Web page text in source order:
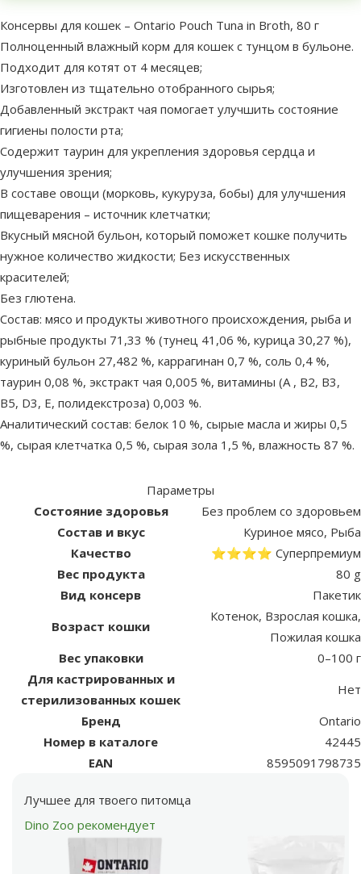
superzoo.product.detail.content
Консервы для кошек – Ontario Pouch Tuna in Broth, 80 г
Полноценный влажный корм для кошек с тунцом в бульоне.
Подходит для котят от 4 месяцев;
Изготовлен из тщательно отобранного сырья;
Добавленный экстракт чая помогает улучшить состояние
гигиены полости рта;
Содержит таурин для укрепления здоровья сердца и
улучшения зрения;
В составе овощи (морковь, кукуруза, бобы) для улучшения
пищеварения – источник клетчатки;
Вкусный мясной бульон, который поможет кошке получить
нужное количество жидкости; Без искусственных
красителей;
Без глютена.
Состав: мясо и продукты животного происхождения, рыба и
рыбные продукты 71,33 % (тунец 41,06 %, курица 30,27 %),
куриный бульон 27,482 %, каррагинан 0,7 %, соль 0,4 %,
таурин 0,08 %, экстракт чая 0,005 %, витамины (А , B2, B3,
B5, D3, E, полидекстроза) 0,003 %.
Аналитический состав: белок 10 %, сырые масла и жиры 0,5
%, сырая клетчатка 0,5 %, сырая зола 1,5 %, влажность 87 %.
Параметры
Состояние здоровья
Без проблем со здоровьем
Состав и вкус
Куриное мясо, Рыба
Качество
⭐⭐⭐⭐ Суперпремиум
Вес продукта
80 g
Вид консерв
Пакетик
Возраст кошки
Котенок, Взрослая кошка,
Пожилая кошка
Вес упаковки
0–100 г
Для кастрированных и
стерилизованных кошек
Нет
Бренд
Ontario
Номер в каталоге
42445
EAN
8595091798735
Лучшее для твоего питомца
Dino Zoo рекомендует